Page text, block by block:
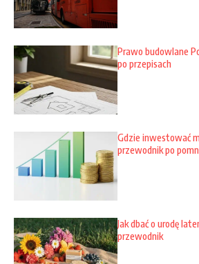
Prawo budowlane
po przepisach
Gdzie inwestować
przewodnik po
Jak dbać o urodę
przewodnik